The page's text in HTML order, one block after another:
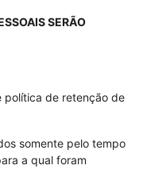
SERÃO
de retenção de
somente pelo tempo
a qual foram